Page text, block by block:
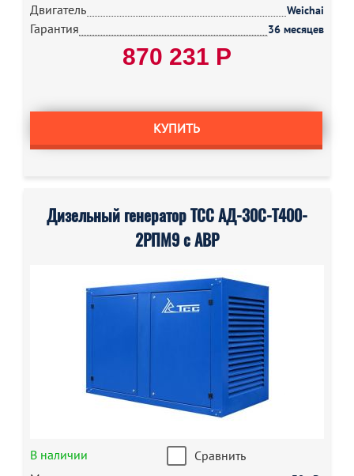
Двигатель Weichai
Гарантия 36 месяцев
870 231 Р
КУПИТЬ
Дизельный генератор ТСС АД-30С-Т400-
2РПМ9 с АВР
В наличии
Сравнить